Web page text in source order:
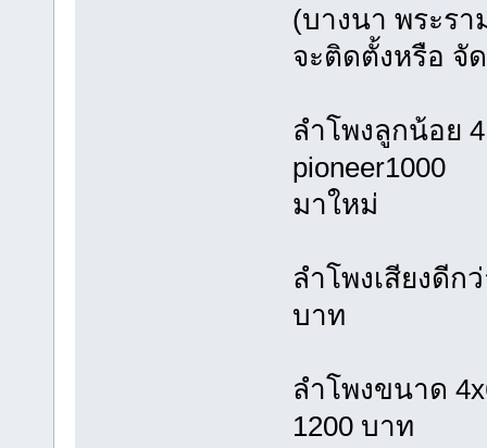
(บางนา พระร
จะติดตั้งหรือ จั
ลำโพงลูกน้อย 4
pioneer1000
มาใหม่
ลำโพงเสียงดีก
บาท
ลำโพงขนาด
1200 บาท